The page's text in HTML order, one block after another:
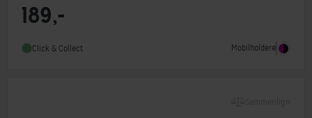
189,-
Click & Collect Mobilholdere